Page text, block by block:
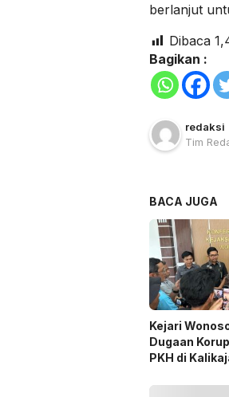
berlanjut
Dibaca
Bagikan :
redaksi
Tim
BACA JUGA
Kejari
Dugaan
PKH di
Penerima